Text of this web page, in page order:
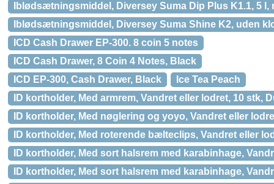
Iblødsætningsmiddel, Diversey Suma Dip Plus K1.1, 5
Iblødsætningsmiddel, Diversey Suma Shine K2, uden
ICD Cash Drawer EP-300. 8 coin 5 notes
ICD Cash Drawer, 8 Coin 4 Notes, Black
ICD EP-300, Cash Drawer, Black
Ice Tea Peach
ID kortholder, Med armrem, Vandret eller lodret, 10 stk,
ID kortholder, Med nøglering og yoyo, Vandret eller
ID kortholder, Med roterende bælteclips, Vandret eller
ID kortholder, Med sort halsrem med karabinhage,
ID kortholder, Med sort halsrem med karabinhage,